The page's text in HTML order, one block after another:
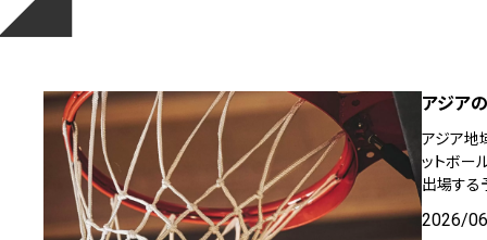
アジア
アジア地
ットボー
出場する
2026/